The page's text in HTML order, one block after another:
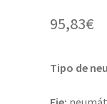
95,83€
Tipo de